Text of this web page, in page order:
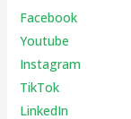
Facebook
Youtube
Instagram
TikTok
LinkedIn